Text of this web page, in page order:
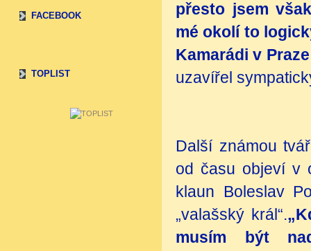
FACEBOOK
TOPLIST
přesto jsem
mé okolí to
Kamarádi v
uzavířel
Další známou
od času objeví v
klaun Boleslav
„valašský král“.
musím být